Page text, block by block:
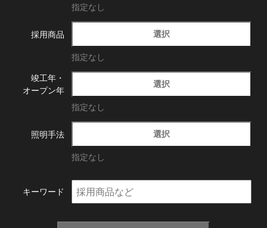
指定なし
採用商品 選択
指定なし
竣工年・
オープン年
選択
指定なし
照明手法 選択
指定なし
キーワード